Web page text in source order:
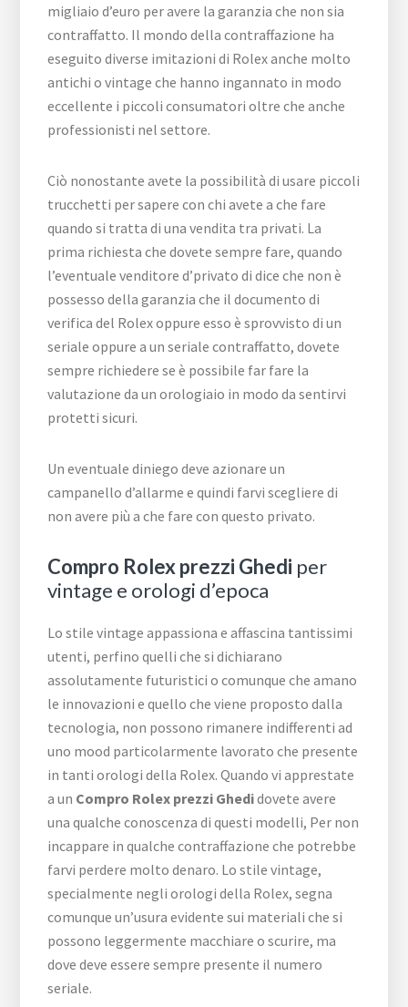
migliaio d’euro per avere la garanzia che non sia
contraffatto. Il mondo della contraffazione ha
eseguito diverse imitazioni di Rolex anche molto
antichi o vintage che hanno ingannato in modo
eccellente i piccoli consumatori oltre che anche
professionisti nel settore.
Ciò nonostante avete la possibilità di usare piccoli
trucchetti per sapere con chi avete a che fare
quando si tratta di una vendita tra privati. La
prima richiesta che dovete sempre fare, quando
l’eventuale venditore d’privato di dice che non è
possesso della garanzia che il documento di
verifica del Rolex oppure esso è sprovvisto di un
seriale oppure a un seriale contraffatto, dovete
sempre richiedere se è possibile far fare la
valutazione da un orologiaio in modo da sentirvi
protetti sicuri.
Un eventuale diniego deve azionare un
campanello d’allarme e quindi farvi scegliere di
non avere più a che fare con questo privato.
Compro Rolex prezzi Ghedi per
vintage e orologi d’epoca
Lo stile vintage appassiona e affascina tantissimi
utenti, perfino quelli che si dichiarano
assolutamente futuristici o comunque che amano
le innovazioni e quello che viene proposto dalla
tecnologia, non possono rimanere indifferenti ad
uno mood particolarmente lavorato che presente
in tanti orologi della Rolex. Quando vi apprestate
a un Compro Rolex prezzi Ghedidovete avere
una qualche conoscenza di questi modelli, Per non
incappare in qualche contraffazione che potrebbe
farvi perdere molto denaro. Lo stile vintage,
specialmente negli orologi della Rolex, segna
comunque un’usura evidente sui materiali che si
possono leggermente macchiare o scurire, ma
dove deve essere sempre presente il numero
seriale.